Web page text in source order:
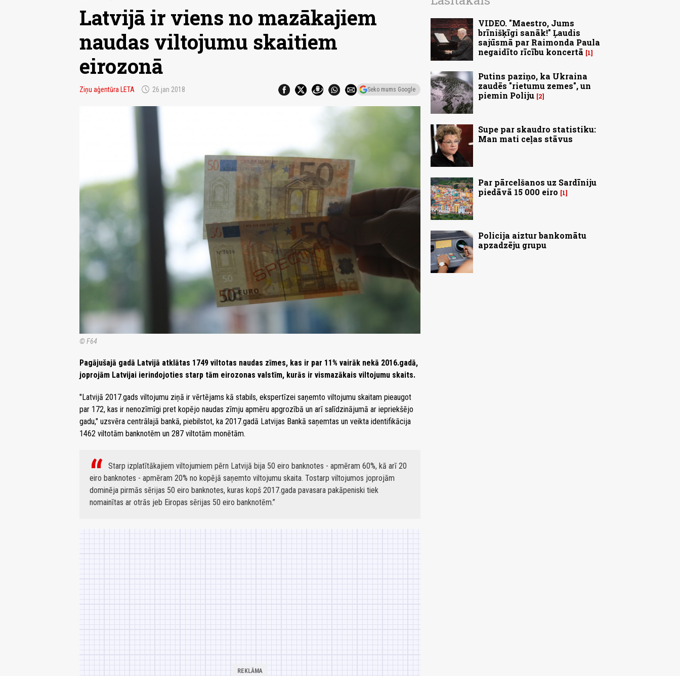
Latvijā ir viens no mazākajiem
naudas viltojumu skaitiem
eirozonā
Ziņu aģentūra LETA schedule 26.jan 2018 Seko mums Google
© F64
Pagājušajā gadā Latvijā atklātas 1749 viltotas naudas zīmes, kas ir par 11% vairāk nekā 2016.gadā,
joprojām Latvijai ierindojoties starp tām eirozonas valstīm, kurās ir vismazākais viltojumu skaits.
"Latvijā 2017.gads viltojumu ziņā ir vērtējams kā stabils, ekspertīzei saņemto viltojumu skaitam pieaugot
par 172, kas ir nenozīmīgi pret kopējo naudas zīmju apmēru apgrozībā un arī salīdzinājumā ar iepriekšējo
gadu," uzsvēra centrālajā bankā, piebilstot, ka 2017.gadā Latvijas Bankā saņemtas un veikta identifikācija
1462 viltotām banknotēm un 287 viltotām monētām.
Starp izplatītākajiem viltojumiem pērn Latvijā bija 50 eiro banknotes - apmēram 60%, kā arī 20
eiro banknotes - apmēram 20% no kopējā saņemto viltojumu skaita. Tostarp viltojumos joprojām
dominēja pirmās sērijas 50 eiro banknotes, kuras kopš 2017.gada pavasara pakāpeniski tiek
nomainītas ar otrās jeb Eiropas sērijas 50 eiro banknotēm.
VIDEO. "Maestro, Jums
brīnišķīgi sanāk!" Ļaudis
sajūsmā par Raimonda Paula
negaidīto rīcību koncertā
1
Putins paziņo, ka Ukraina
zaudēs "rietumu zemes", un
piemin Poliju 2
Supe par skaudro statistiku:
Man mati ceļas stāvus
Par pārcelšanos uz Sardīniju
piedāvā 15 000 eiro
1
Policija aiztur bankomātu
apzadzēju grupu